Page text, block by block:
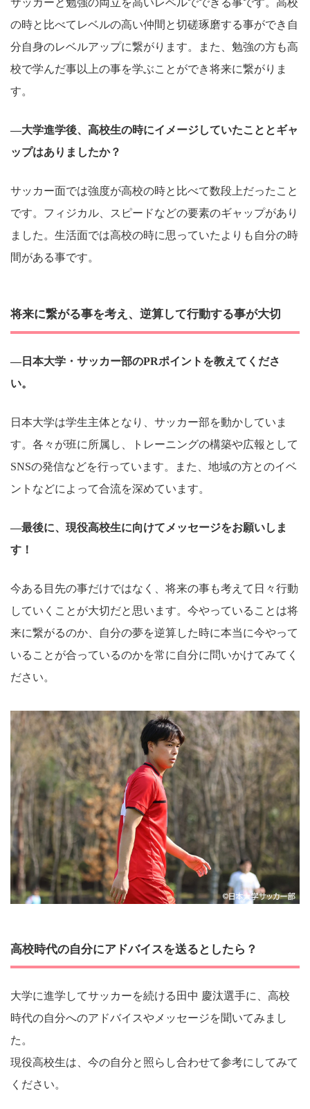
サッカーと勉強の両立を高いレベルでできる事です。高校
の時と比べてレベルの高い仲間と切磋琢磨する事ができ自
分自身のレベルアップに繋がります。また、勉強の方も高
校で学んだ事以上の事を学ぶことができ将来に繋がりま
す。
―大学進学後、高校生の時にイメージしていたこととギャ
ップはありましたか？
サッカー面では強度が高校の時と比べて数段上だったこと
です。フィジカル、スピードなどの要素のギャップがあり
ました。生活面では高校の時に思っていたよりも自分の時
間がある事です。
将来に繋がる事を考え、逆算して行動する事が大切
―日本大学・サッカー部のPRポイントを教えてくださ
い。
日本大学は学生主体となり、サッカー部を動かしていま
す。各々が班に所属し、トレーニングの構築や広報として
SNSの発信などを行っています。また、地域の方とのイベ
ントなどによって合流を深めています。
―最後に、現役高校生に向けてメッセージをお願いしま
す！
今ある目先の事だけではなく、将来の事も考えて日々行動
していくことが大切だと思います。今やっていることは将
来に繋がるのか、自分の夢を逆算した時に本当に今やって
いることが合っているのかを常に自分に問いかけてみてく
ださい。
高校時代の自分にアドバイスを送るとしたら？
大学に進学してサッカーを続ける田中 慶汰選手に、高校
時代の自分へのアドバイスやメッセージを聞いてみまし
た。
現役高校生は、今の自分と照らし合わせて参考にしてみて
ください。